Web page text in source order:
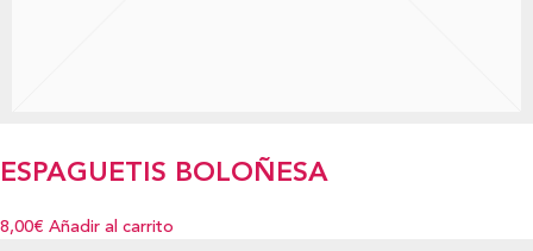
ESPAGUETIS BOLOÑESA
8,00€ Añadir al carrito